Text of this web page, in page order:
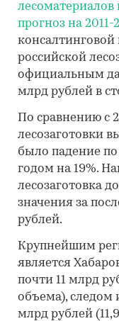
лесоматериалов
прогноз на 2011-
российской
официальным
млрд рублей в
По сравнению с
лесозаготовки
было падение
годом на 19%.
лесозаготовка
значения за
рублей.
Крупнейшим
является
почти 11 млрд
объема), следом
млрд рублей